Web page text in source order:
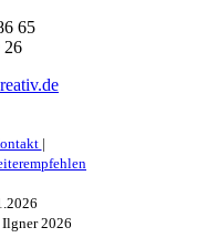
65
26
|
2026